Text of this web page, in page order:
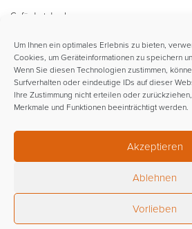
Um Ihnen ein optimales Erlebnis zu bieten,
Cookies, um Geräteinformationen zu speichern
Wenn Sie diesen Technologien zustimmen,
Surfverhalten oder eindeutige IDs auf dieser
Ihre Zustimmung nicht erteilen oder
Merkmale und Funktionen beeinträchtigt werden.
Akzeptieren
Ablehnen
Vorlieben
Gefördert durch:
Im Rahmen der: